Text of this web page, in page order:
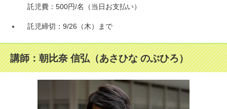
託児費：500円/名（当日お支払い）
託児締切：9/26（木）まで
講師：朝比奈 信弘（あさひな のぶひろ）